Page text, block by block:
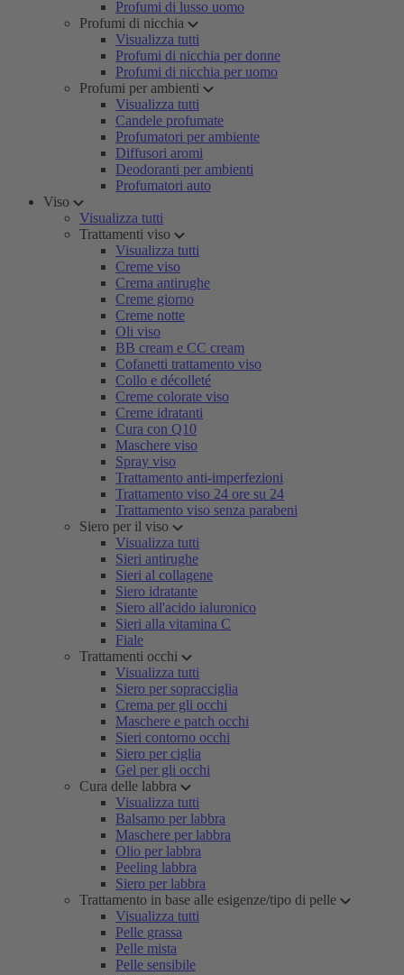
Profumi di lusso uomo
Profumi di nicchia
Visualizza tutti
Profumi di nicchia per donne
Profumi di nicchia per uomo
Profumi per ambienti
Visualizza tutti
Candele profumate
Profumatori per ambiente
Diffusori aromi
Deodoranti per ambienti
Profumatori auto
Viso
Visualizza tutti
Trattamenti viso
Visualizza tutti
Creme viso
Crema antirughe
Creme giorno
Creme notte
Oli viso
BB cream e CC cream
Cofanetti trattamento viso
Collo e décolleté
Creme colorate viso
Creme idratanti
Cura con Q10
Maschere viso
Spray viso
Trattamento anti-imperfezioni
Trattamento viso 24 ore su 24
Trattamento viso senza parabeni
Siero per il viso
Visualizza tutti
Sieri antirughe
Sieri al collagene
Siero idratante
Siero all'acido ialuronico
Sieri alla vitamina C
Fiale
Trattamenti occhi
Visualizza tutti
Siero per sopracciglia
Crema per gli occhi
Maschere e patch occhi
Sieri contorno occhi
Siero per ciglia
Gel per gli occhi
Cura delle labbra
Visualizza tutti
Balsamo per labbra
Maschere per labbra
Olio per labbra
Peeling labbra
Siero per labbra
Trattamento in base alle esigenze/tipo di pelle
Visualizza tutti
Pelle grassa
Pelle mista
Pelle sensibile